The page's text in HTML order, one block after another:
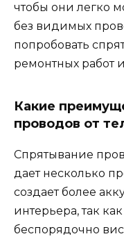
чтобы они легко
без видимых
попробовать
ремонтных работ
Какие
проводов от
Спрятывание
дает несколько
создает более
интерьера, так
беспорядочно